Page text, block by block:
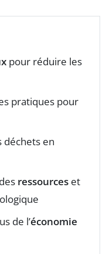
pour réduire les
pratiques pour
en
ressources et
de l’économie